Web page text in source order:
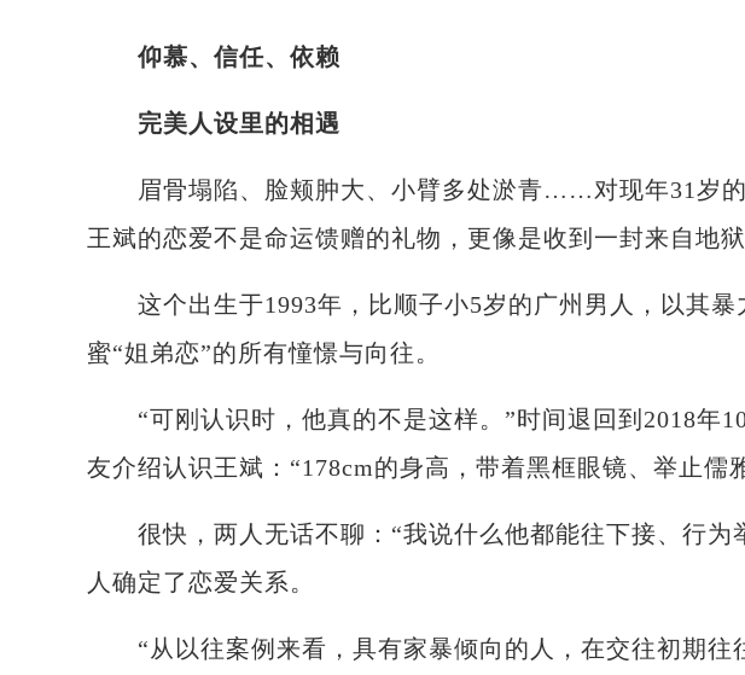
仰慕、信任、依赖
完美人设里的相遇
眉骨塌陷、脸颊肿大、小臂多处淤青……对现年31岁的
王斌的恋爱不是命运馈赠的礼物，更像是收到一封来自地
这个出生于1993年，比顺子小5岁的广州男人，以其暴
蜜“姐弟恋”的所有憧憬与向往。
“可刚认识时，他真的不是这样。”时间退回到2018年
友介绍认识王斌：“178cm的身高，带着黑框眼镜、举止儒
很快，两人无话不聊：“我说什么他都能往下接、行为
人确定了恋爱关系。
“从以往案例来看，具有家暴倾向的人，在交往初期往